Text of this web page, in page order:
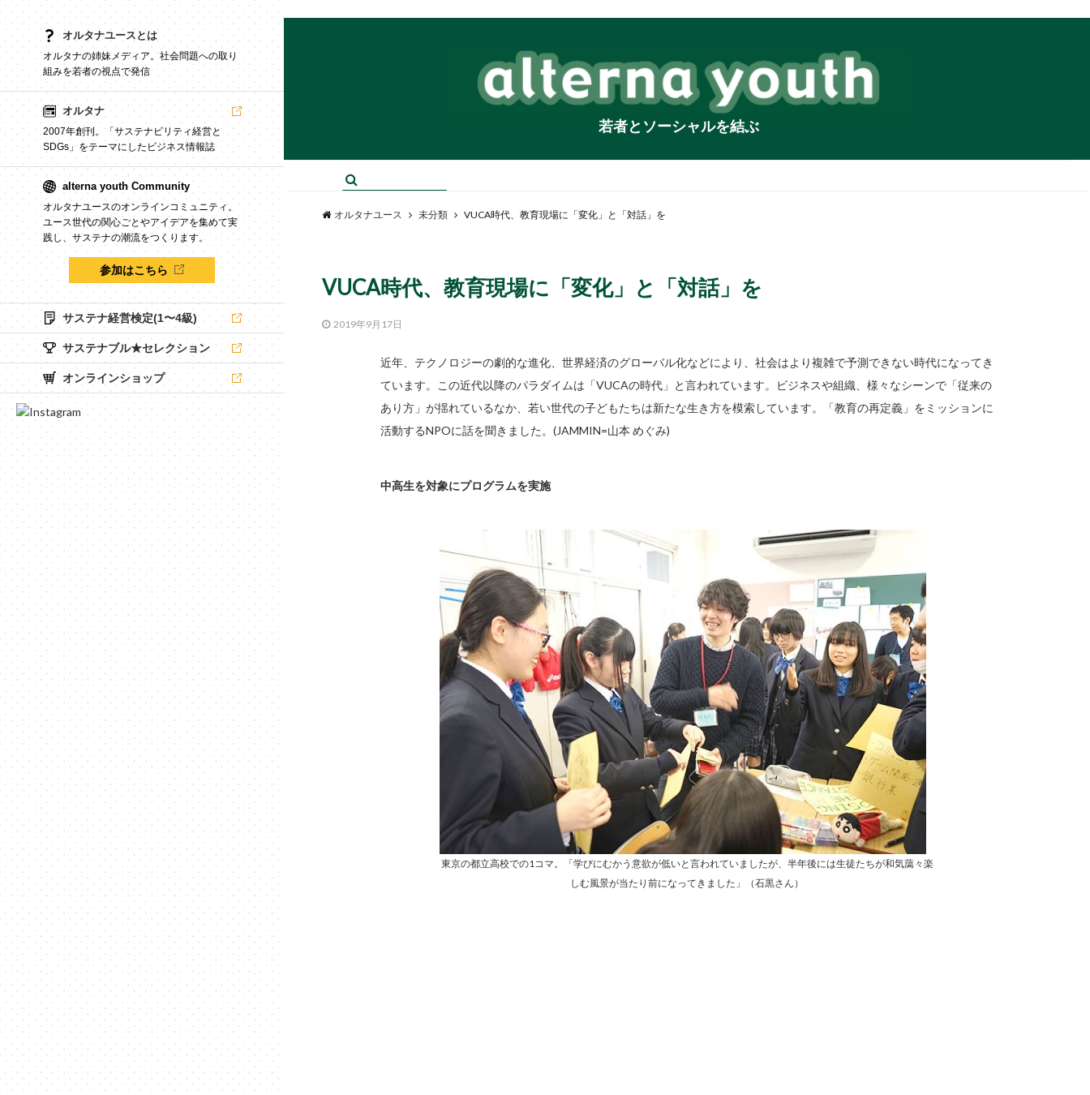
オルタナユースとは
オルタナの姉妹メディア。社会問題への取り
組みを若者の視点で発信
オルタナ
2007年創刊。「サステナビリティ経営と
SDGs」をテーマにしたビジネス情報誌
alterna youth Community
オルタナユースのオンラインコミュニティ。
ユース世代の関心ごとやアイデアを集めて実
践し、サステナの潮流をつくります。
参加はこちら
サステナ経営検定(1〜4級)
サステナブル★セレクション
オンラインショップ
若者とソーシャルを結ぶ
オルタナユース 未分類 VUCA時代、教育現場に「変化」と「対話」を
VUCA時代、教育現場に「変化」と「対話」を
2019年9月17日
近年、テクノロジーの劇的な進化、世界経済のグローバル化などにより、社会はより複雑で予測できない時代になってき
ています。この近代以降のパラダイムは「VUCAの時代」と言われています。ビジネスや組織、様々なシーンで「従来の
あり方」が揺れているなか、若い世代の子どもたちは新たな生き方を模索しています。「教育の再定義」をミッションに
活動するNPOに話を聞きました。(JAMMIN=山本 めぐみ)
中高生を対象にプログラムを実施
東京の都立高校での1コマ。「学びにむかう意欲が低いと言われていましたが、半年後には生徒たちが和気藹々楽
しむ風景が当たり前になってきました」（石黒さん）